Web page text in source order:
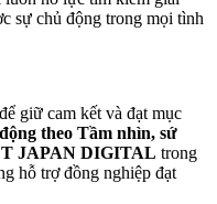
sự chủ động trong mọi tình
giữ cam kết và đạt mục
theo Tầm nhìn, sứ
JAPAN DIGITAL trong
hỗ trợ đồng nghiệp đạt